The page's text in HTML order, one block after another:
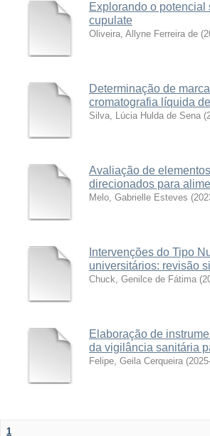
Explorando o
cupulate
Oliveira, Allyne Ferreira de (
Determinação de
cromatografia líquida
Silva, Lúcia Hulda de Sena (
Avaliação de
direcionados para
Melo, Gabrielle Esteves (
Intervenções do Tipo
universitários: revisão
Chuck, Genilce de Fátima (
Elaboração de
da vigilância sanitária
Felipe, Geila Cerqueira (
1